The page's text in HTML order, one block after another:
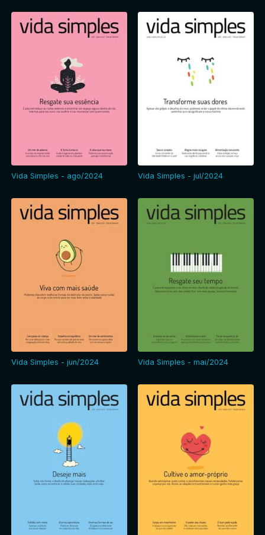
Vida Simples - ago/2024 Vida Simples - jul/2024
Vida Simples - jun/2024 Vida Simples - mai/2024